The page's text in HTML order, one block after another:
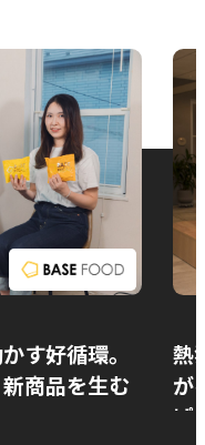
す好循環。
商品を生む
熱
が
ぱ